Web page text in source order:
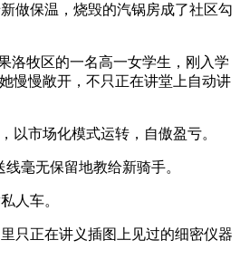
做保温，烧毁的汽锅房成了社区勾
洛牧区的一名高一女学生，刚入学
慢慢敞开，不只正在讲堂上自动讲
市场化模式运转，自傲盈亏。
毫无保留地教给新骑手。
人车。
只正在讲义插图上见过的细密仪器